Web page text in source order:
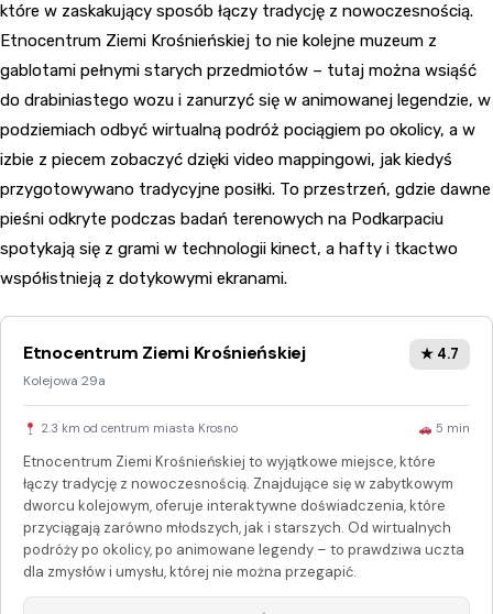
które w zaskakujący sposób łączy tradycję z nowoczesnością.
Etnocentrum Ziemi Krośnieńskiej to nie kolejne muzeum z
gablotami pełnymi starych przedmiotów – tutaj można wsiąść
do drabiniastego wozu i zanurzyć się w animowanej legendzie, w
podziemiach odbyć wirtualną podróż pociągiem po okolicy, a w
izbie z piecem zobaczyć dzięki video mappingowi, jak kiedyś
przygotowywano tradycyjne posiłki. To przestrzeń, gdzie dawne
pieśni odkryte podczas badań terenowych na Podkarpaciu
spotykają się z grami w technologii kinect, a hafty i tkactwo
współistnieją z dotykowymi ekranami.
Etnocentrum Ziemi Krośnieńskiej
Kolejowa 29a
★ 4.7
2.3 km od centrum miasta Krosno 5 min
Etnocentrum Ziemi Krośnieńskiej to wyjątkowe miejsce, które
łączy tradycję z nowoczesnością. Znajdujące się w zabytkowym
dworcu kolejowym, oferuje interaktywne doświadczenia, które
przyciągają zarówno młodszych, jak i starszych. Od wirtualnych
podróży po okolicy, po animowane legendy – to prawdziwa uczta
dla zmysłów i umysłu, której nie można przegapić.